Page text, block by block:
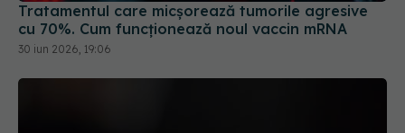
Tratamentul care micșorează tumorile agresive
cu 70%. Cum funcționează noul vaccin mRNA
30 iun 2026, 19:06